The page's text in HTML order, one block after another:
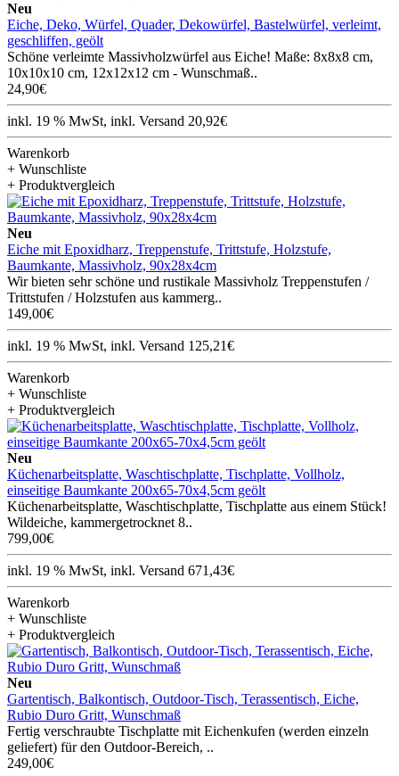
Neu
Eiche, Deko, Würfel, Quader, Dekowürfel, Bastelwürfel, verleimt,
geschliffen, geölt
Schöne verleimte Massivholzwürfel aus Eiche! Maße: 8x8x8 cm,
10x10x10 cm, 12x12x12 cm - Wunschmaß..
24,90€
inkl. 19 % MwSt, inkl. Versand 20,92€
Warenkorb
+ Wunschliste
+ Produktvergleich
Neu
Eiche mit Epoxidharz, Treppenstufe, Trittstufe, Holzstufe,
Baumkante, Massivholz, 90x28x4cm
Wir bieten sehr schöne und rustikale Massivholz Treppenstufen /
Trittstufen / Holzstufen aus kammerg..
149,00€
inkl. 19 % MwSt, inkl. Versand 125,21€
Warenkorb
+ Wunschliste
+ Produktvergleich
Neu
Küchenarbeitsplatte, Waschtischplatte, Tischplatte, Vollholz,
einseitige Baumkante 200x65-70x4,5cm geölt
Küchenarbeitsplatte, Waschtischplatte, Tischplatte aus einem Stück!
Wildeiche, kammergetrocknet 8..
799,00€
inkl. 19 % MwSt, inkl. Versand 671,43€
Warenkorb
+ Wunschliste
+ Produktvergleich
Neu
Gartentisch, Balkontisch, Outdoor-Tisch, Terassentisch, Eiche,
Rubio Duro Gritt, Wunschmaß
Fertig verschraubte Tischplatte mit Eichenkufen (werden einzeln
geliefert) für den Outdoor-Bereich, ..
249,00€